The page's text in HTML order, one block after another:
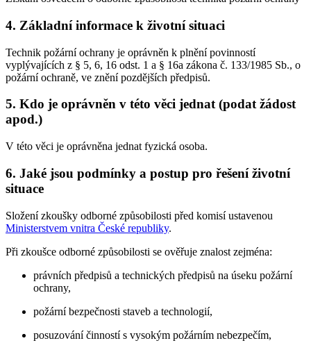
4. Základní informace k životní situaci
Technik požární ochrany je oprávněn k plnění povinností
vyplývajících z § 5, 6, 16 odst. 1 a § 16a zákona č. 133/1985 Sb., o
požární ochraně, ve znění pozdějších předpisů.
5. Kdo je oprávněn v této věci jednat (podat žádost
apod.)
V této věci je oprávněna jednat fyzická osoba.
6. Jaké jsou podmínky a postup pro řešení životní
situace
Složení zkoušky odborné způsobilosti před komisí ustavenou
Ministerstvem vnitra České republiky.
Při zkoušce odborné způsobilosti se ověřuje znalost zejména:
právních předpisů a technických předpisů na úseku požární
ochrany,
požární bezpečnosti staveb a technologií,
posuzování činností s vysokým požárním nebezpečím,